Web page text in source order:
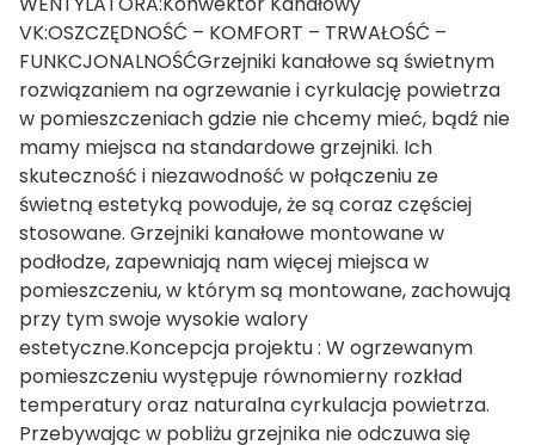
VK:OSZCZĘDNOŚĆ – KOMFORT – TRWAŁOŚĆ –
FUNKCJONALNOŚĆGrzejniki kanałowe są świetnym
rozwiązaniem na ogrzewanie i cyrkulację powietrza
w pomieszczeniach gdzie nie chcemy mieć, bądź nie
mamy miejsca na standardowe grzejniki. Ich
skuteczność i niezawodność w połączeniu ze
świetną estetyką powoduje, że są coraz częściej
stosowane. Grzejniki kanałowe montowane w
podłodze, zapewniają nam więcej miejsca w
pomieszczeniu, w którym są montowane, zachowują
przy tym swoje wysokie walory
estetyczne.Koncepcja projektu : W ogrzewanym
pomieszczeniu występuje równomierny rozkład
temperatury oraz naturalna cyrkulacja powietrza.
Przebywając w pobliżu grzejnika nie odczuwa się